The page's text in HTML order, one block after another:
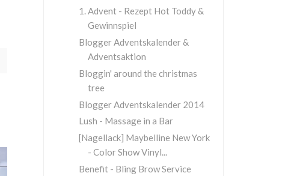
1. Advent - Rezept Hot Toddy &
Gewinnspiel
Blogger Adventskalender &
Adventsaktion
Bloggin' around the christmas
tree
Blogger Adventskalender 2014
Lush - Massage in a Bar
[Nagellack] Maybelline New York
- Color Show Vinyl...
Benefit - Bling Brow Service